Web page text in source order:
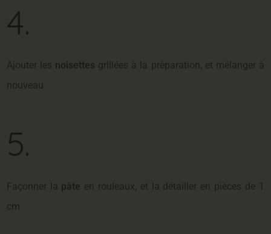
4.
Ajouter les noisettes grillées à la préparation, et mélanger à
nouveau
5.
Façonner la pâte en rouleaux, et la détailler en pièces de 1
cm